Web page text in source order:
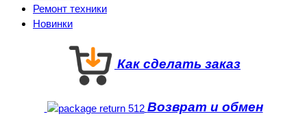
Ремонт техники
Новинки
Как сделать заказ
Возврат и обмен